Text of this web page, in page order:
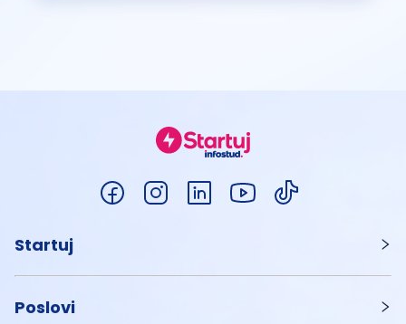
Startuj
Poslovi